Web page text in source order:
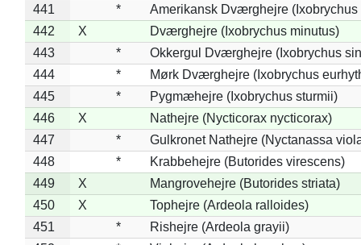
441
*
Amerikansk Dværghejre (Ixobrychus
442
X
Dværghejre (Ixobrychus minutus)
443
*
Okkergul Dværghejre (Ixobrychus
444
*
Mørk Dværghejre (Ixobrychus
445
*
Pygmæhejre (Ixobrychus sturmii)
446
X
Nathejre (Nycticorax nycticorax)
447
*
Gulkronet Nathejre (Nyctanassa
448
*
Krabbehejre (Butorides virescens)
449
X
Mangrovehejre (Butorides striata)
450
X
Tophejre (Ardeola ralloides)
451
*
Rishejre (Ardeola grayii)